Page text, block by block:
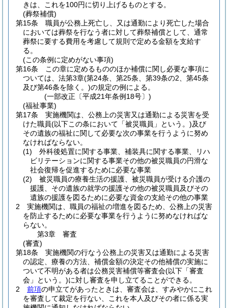
きは、これを100円に切り上げるものとする。
(葬祭補償)
第15条
職員が公務上死亡し、又は通勤により死亡した場合
においては葬祭を行なう者に対して葬祭補償として、通常
葬祭に要する費用を考慮して規則で定める金額を支給す
る。
(この条例に定めがない事項)
第16条
この章に定めるもののほか補償に関し必要な事項に
ついては、法第3章(第24条、第25条、第39条の2、第45条
及び第46条を除く。)の規定の例による。
(一部改正〔平成21年条例18号〕)
(福祉事業)
第17条
実施機関は、公務上の災害又は通勤による災害を受
けた職員(以下この条において「被災職員」という。)及び
その遺族の福祉に関して必要な次の事業を行うように努め
なければならない。
(1)
外科後処置に関する事業、補装具に関する事業、リハ
ビリテーションに関する事業その他の被災職員の円滑な
社会復帰を促進するために必要な事業
(2)
被災職員の療養生活の援護、被災職員が受ける介護の
援護、その遺族の就学の援護その他の被災職員及びその
遺族の援護を図るために必要な資金の支給その他の事業
2
実施機関は、職員の福祉の増進を図るため、公務上の災害
を防止するために必要な事業を行うように努めなければな
らない。
第3章
審査
(審査)
第18条
実施機関の行なう公務上の災害又は通勤による災害
の認定、療養の方法、補償金額の決定その他補償の実施に
ついて不明がある者は公務災害補償等審査会(以下「審査
会」という。)に対し審査を申し立てることができる。
2
前項の申立てがあったときは、審査会は、すみやかにこれ
を審査して裁定を行ない、これを本人及びその者に係る実